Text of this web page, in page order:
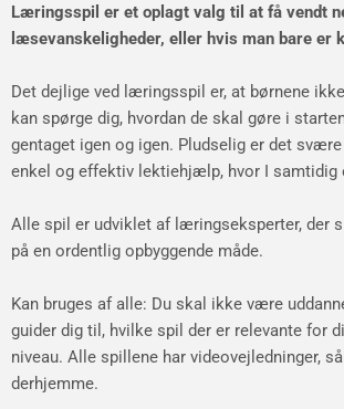
Læringsspil er et oplagt valg til at få vendt
læsevanskeligheder, eller hvis man bare er
Det dejlige ved læringsspil er, at børnene
kan spørge dig, hvordan de skal gøre i
gentaget igen og igen. Pludselig er det
enkel og effektiv lektiehjælp, hvor I samtidig
Alle spil er udviklet af læringseksperter, der
på en ordentlig opbyggende måde.
Kan bruges af alle: Du skal ikke være
guider dig til, hvilke spil der er relevante for
niveau. Alle spillene har videovejledninger,
derhjemme.